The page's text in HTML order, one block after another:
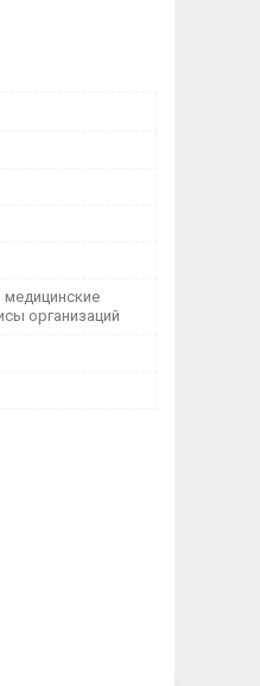
медицинские
организаций